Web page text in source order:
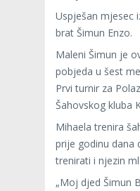
Uspješan mjesec
brat Šimun Enzo.
Maleni Šimun je
pobjeda u šest
Prvi turnir za
Šahovskog kluba
Mihaela trenira
prije godinu dana
trenirati i njezin
„Moj djed Šimun